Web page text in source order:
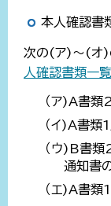
本人確認書
次の(ア)～(オ)
人確認書類一
（ア)A書類
（イ)A書類
（ウ)B書
通知書
（エ)A書類